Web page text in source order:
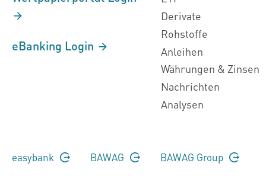
eBanking Login
Derivate
Rohstoffe
Anleihen
Währungen & Zinsen
Nachrichten
Analysen
easybank BAWAG BAWAG Group